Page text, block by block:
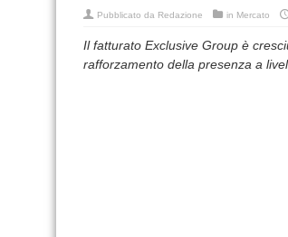
Pubblicato da Redazione in Mercato
Il fatturato Exclusive Group è
rafforzamento della presenza a